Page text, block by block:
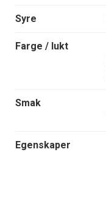
Syre
Farge / lukt
Smak
Egenskaper